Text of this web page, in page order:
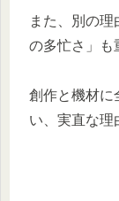
また、別の
の多忙さ」も
創作と機材に
い、実直な理